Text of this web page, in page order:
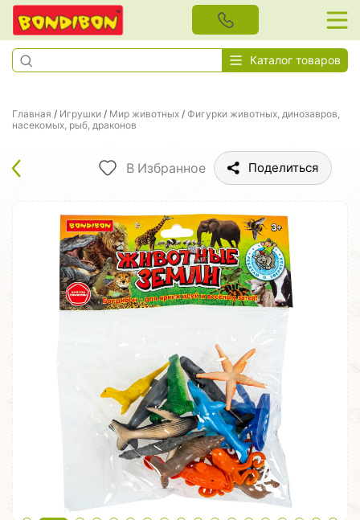
Каталог товаров
Главная / Игрушки / Мир животных / Фигурки животных, динозавров,
насекомых, рыб, драконов
В Избранное Поделиться